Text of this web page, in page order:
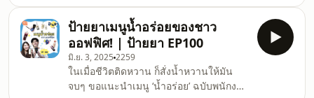
รีวิวบริการหลังการขาย 🔥ป้ายยา by รุ่ง มี
Tiktok แล้
เชิญ 04:34 Grab group order 12:40 การ
สั่งอาหารล่วงหน้า 17:24 Advance
Booking 24:00 Dine Out Deals ส่วนลด
เมื่อไปกินที่ร้าน 32:31 Grab Assistant
37:12 Family Account ดูแลความปลอดภัย
ของคนในครอบครัว 🔥ป้ายยา by รุ่ง มี
ป้ายยาเมนูน้ำอร่อยของชาว
ออฟฟิศ! | ป้ายยา EP100
มิ.ย. 3, 2025 2259
ในเมื่อชีวิตติดหวาน ก็สั่งน้ำหวานให้มัน
จบๆ ขอแนะนำเมนู ‘น้ำอร่อย’ ฉบับพนักงาน